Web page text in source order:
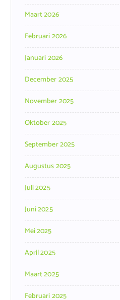
Maart 2026
Februari 2026
Januari 2026
December 2025
November 2025
Oktober 2025
September 2025
Augustus 2025
Juli 2025
Juni 2025
Mei 2025
April 2025
Maart 2025
Februari 2025